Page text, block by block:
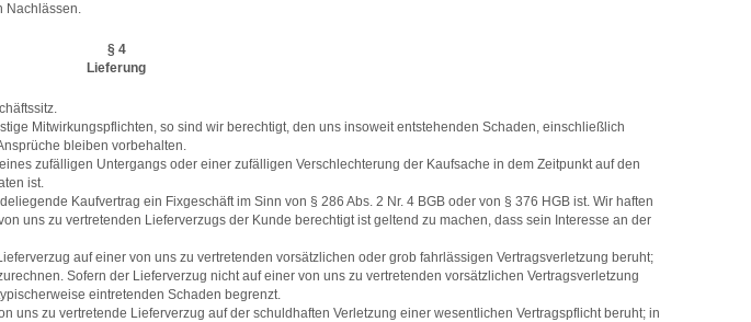
Nachlässen.
§ 4
Lieferung
Mitwirkungspflichten, so sind wir berechtigt, den uns insoweit entstehenden Schaden, einschließlich
bleiben vorbehalten.
zufälligen Untergangs oder einer zufälligen Verschlechterung der Kaufsache in dem Zeitpunkt auf den
ist.
Kaufvertrag ein Fixgeschäft im Sinn von § 286 Abs. 2 Nr. 4 BGB oder von § 376 HGB ist. Wir haften
uns zu vertretenden Lieferverzugs der Kunde berechtigt ist geltend zu machen, dass sein Interesse an der
auf einer von uns zu vertretenden vorsätzlichen oder grob fahrlässigen Vertragsverletzung beruht;
Sofern der Lieferverzug nicht auf einer von uns zu vertretenden vorsätzlichen Vertragsverletzung
eintretenden Schaden begrenzt.
uns zu vertretende Lieferverzug auf der schuldhaften Verletzung einer wesentlichen Vertragspflicht beruht; in